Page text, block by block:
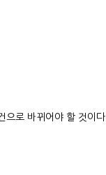
으로 바뀌어야 할 것이다